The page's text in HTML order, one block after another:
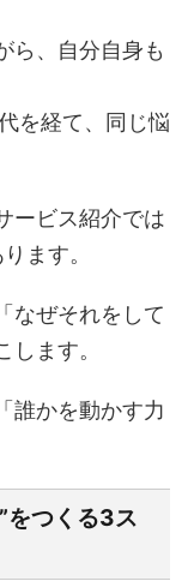
ら、自分自身も
を経て、同じ悩
ービス紹介では
ます。
なぜそれをして
ます。
誰かを動かす力
をつくる3ス